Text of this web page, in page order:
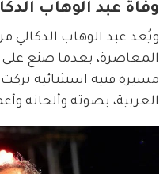
وفاة عبد الوهاب
ويُعد عبد الوهاب الدكالي
المعاصرة، بعدما صنع
مسيرة فنية استثنائية
العربية، بصوته وألحانه